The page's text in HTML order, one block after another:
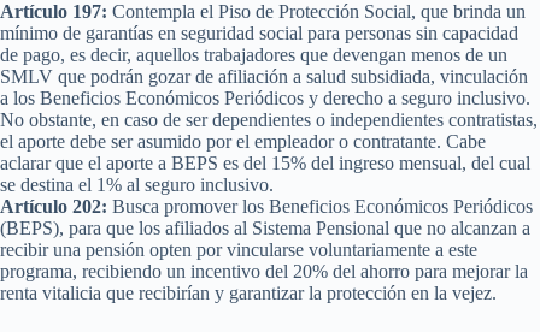
Artículo 197: Contempla el Piso de Protección Social, que brinda un
mínimo de garantías en seguridad social para personas sin capacidad
de pago, es decir, aquellos trabajadores que devengan menos de un
SMLV que podrán gozar de afiliación a salud subsidiada, vinculación
a los Beneficios Económicos Periódicos y derecho a seguro inclusivo.
No obstante, en caso de ser dependientes o independientes contratistas,
el aporte debe ser asumido por el empleador o contratante. Cabe
aclarar que el aporte a BEPS es del 15% del ingreso mensual, del cual
se destina el 1% al seguro inclusivo.
Artículo 202: Busca promover los Beneficios Económicos Periódicos
(BEPS), para que los afiliados al Sistema Pensional que no alcanzan a
recibir una pensión opten por vincularse voluntariamente a este
programa, recibiendo un incentivo del 20% del ahorro para mejorar la
renta vitalicia que recibirían y garantizar la protección en la vejez.